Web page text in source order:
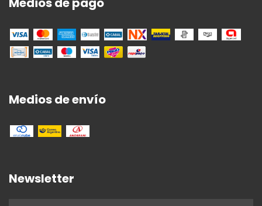
Medios de envío
Newsletter